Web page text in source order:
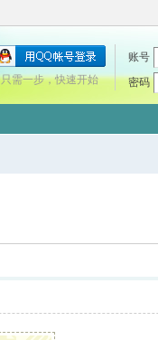
账号
密码
只需一步，快速开始